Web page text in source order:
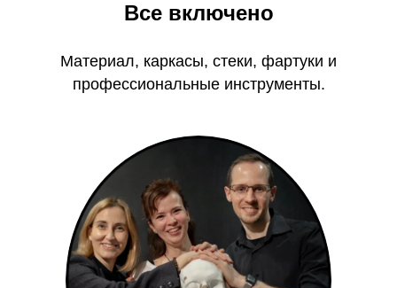
Все включено
Материал, каркасы, стеки, фартуки и
профессиональные инструменты.